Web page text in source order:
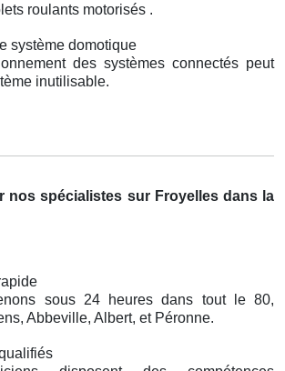
roulants motorisés .
système domotique
des systèmes connectés peut
inutilisable.
nos spécialistes sur Froyelles dans la
sous 24 heures dans tout le 80,
Abbeville, Albert, et Péronne.